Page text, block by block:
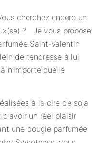
cherchez encore un
? Je vous propose
Saint-Valentin
de tendresse à lui
n’importe quelle
à la cire de soja
un réel plaisir
une bougie parfumée